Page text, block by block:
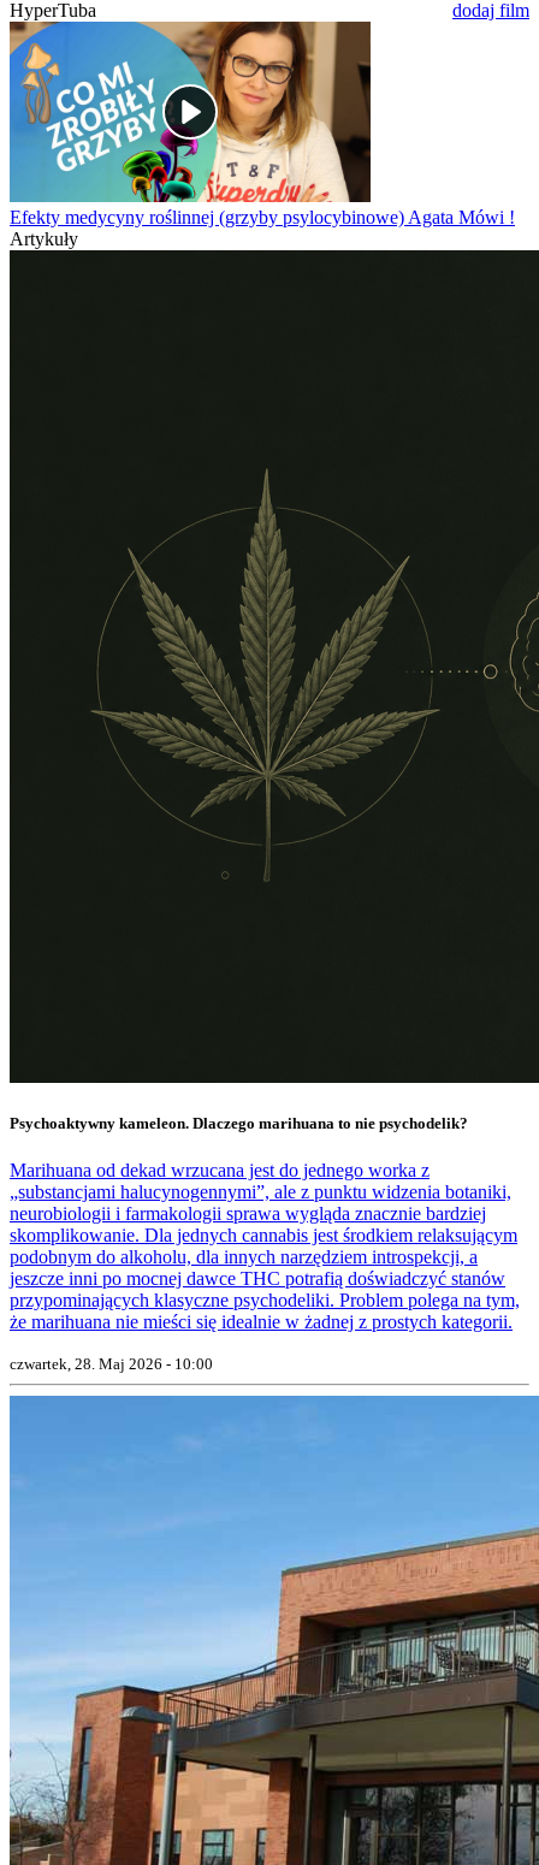
HyperTuba dodaj film
Efekty medycyny roślinnej (grzyby psylocybinowe) Agata Mówi !
Artykuły
Psychoaktywny kameleon. Dlaczego marihuana to nie psychodelik?
Marihuana od dekad wrzucana jest do jednego worka z
„substancjami halucynogennymi”, ale z punktu widzenia botaniki,
neurobiologii i farmakologii sprawa wygląda znacznie bardziej
skomplikowanie. Dla jednych cannabis jest środkiem relaksującym
podobnym do alkoholu, dla innych narzędziem introspekcji, a
jeszcze inni po mocnej dawce THC potrafią doświadczyć stanów
przypominających klasyczne psychodeliki. Problem polega na tym,
że marihuana nie mieści się idealnie w żadnej z prostych kategorii.
czwartek, 28. Maj 2026 - 10:00